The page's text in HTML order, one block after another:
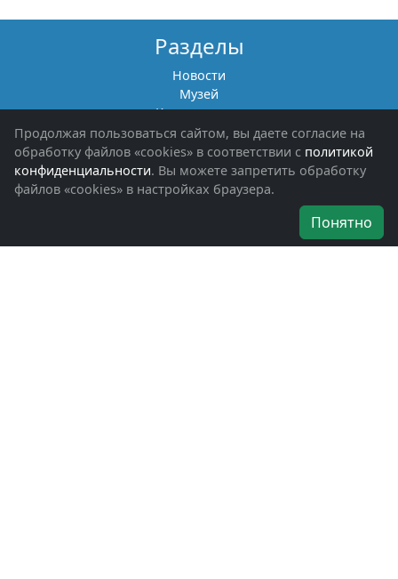
Разделы
Новости
Музей
Книги памяти
Фотоальбомы
Обращения граждан
Помощь участникам СВО и их семьям
Об организации
Наши награды
Продолжая пользоваться сайтом, вы даете согласие на
обработку файлов «cookies» в соответствии с политикой
конфиденциальности. Вы можете запретить обработку
файлов «cookies» в настройках браузера.
Понятно